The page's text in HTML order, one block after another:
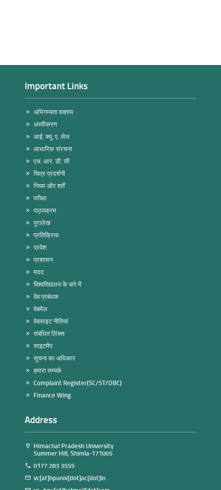
Important Links
अभिगम्यता वक्तव्य
अस्वीकरण
आई. क्यू. ए. सेल
आधारिक संरचना
एच. आर. डी. सी
चित्र प्रदर्शनी
नियम और शर्तें
परीक्षा
पाठ्यक्रम
पुरालेख
प्रतिक्रिया
प्रवेश
प्रशासन
मदद
विश्वविद्यालय के बारे में
वेब प्रबंधक
वेबमेल
वेबसाइट नीतियां
संबंधित लिंक्स
साइटमैप
सूचना का अधिकार
हमारा सम्पर्क
Complaint Register(SC/ST/OBC)
Finance Wing
Address
Himachal Pradesh University
Summer Hill, Shimla-171005
0177 283 3555
vc[at]hpuniv[dot]ac[dot]in